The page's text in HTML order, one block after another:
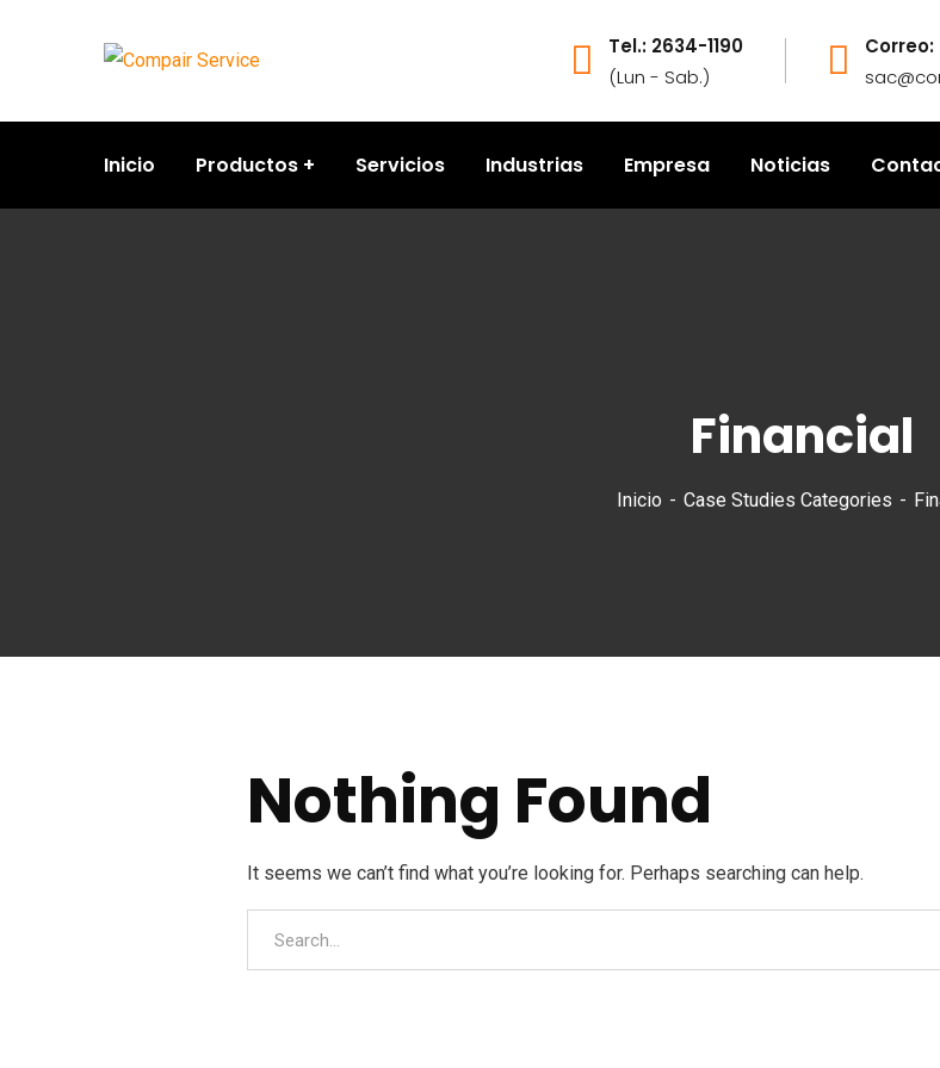
Tel.: 2634-1190
(Lun - Sab.)
Correo:
Inicio Productos Servicios Industrias Empresa Noticias
Financial
Inicio Case Studies Categories
Nothing Found
It seems we can’t find what you’re looking for. Perhaps searching can help.
Zona Libre Inhdelva, 800 Mts. Desvío a La Jutosa, Choloma, Cortes Régimen: Zoli
+504 2634-1190
+504 2544-1190